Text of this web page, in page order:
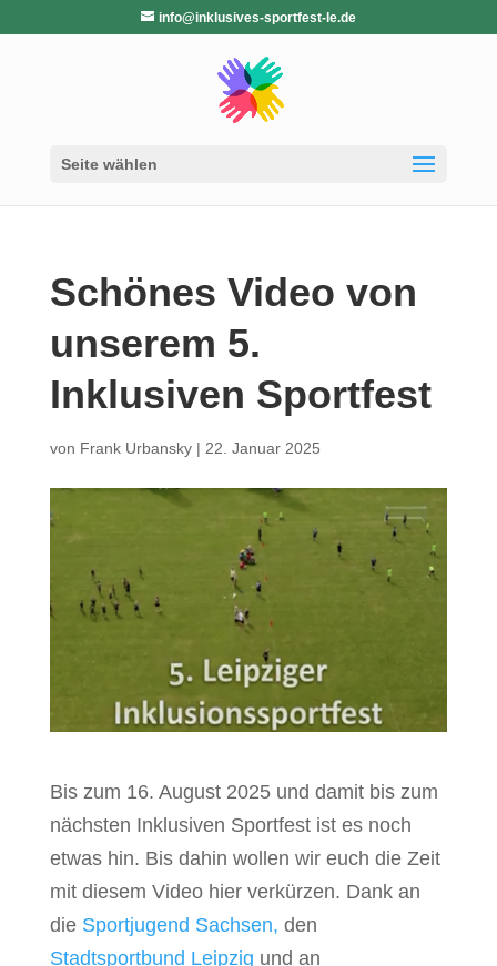
info@inklusives-sportfest-le.de
Seite wählen
Schönes Video von
unserem 5.
Inklusiven Sportfest
von Frank Urbansky| 22. Januar 2025
Bis zum 16. August 2025 und damit bis zum
nächsten Inklusiven Sportfest ist es noch
etwas hin. Bis dahin wollen wir euch die Zeit
mit diesem Video hier verkürzen. Dank an
die Sportjugend Sachsen, den
Stadtsportbund Leipzig und an